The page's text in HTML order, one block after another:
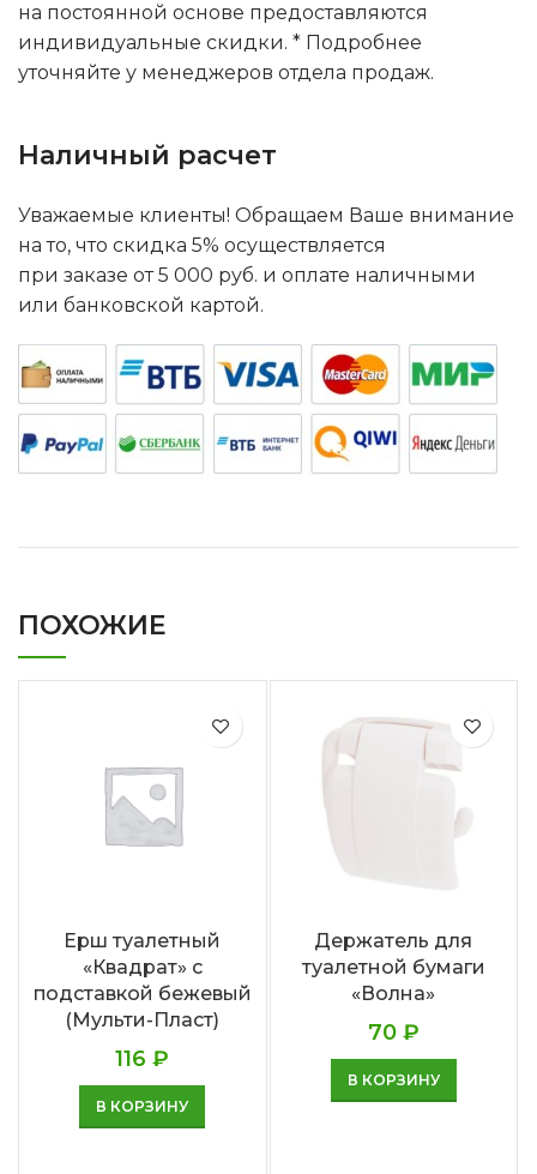
на постоянной основе предоставляются
индивидуальные скидки. * Подробнее
уточняйте у менеджеров отдела продаж.
Наличный расчет
Уважаемые клиенты! Обращаем Ваше внимание
на то, что скидка 5% осуществляется
при заказе от 5 000 руб. и оплате наличными
или банковской картой.
ПОХОЖИЕ
Ерш туалетный
«Квадрат» с
подставкой бежевый
(Мульти-Пласт)
116₽
В КОРЗИНУ
Держатель для
туалетной бумаги
«Волна»
70 ₽
В КОРЗИНУ